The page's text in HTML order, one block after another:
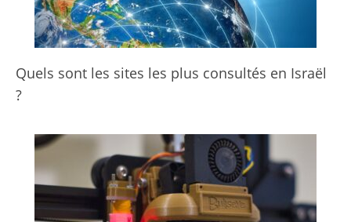
Quels sont les sites les plus consultés en Israël
?